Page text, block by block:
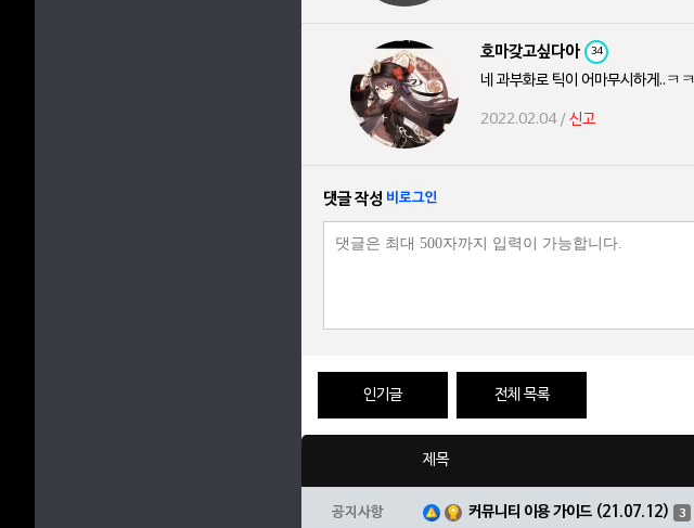
호마갖고싶다아 34
네 과부화로 틱이 어마무시하게..ㅋㅋ
2022.02.04 / 신고
댓글 작성 비로그인
인기글 전체 목록
제목
공지사항 커뮤니티 이용 가이드 (21.07.12) 3